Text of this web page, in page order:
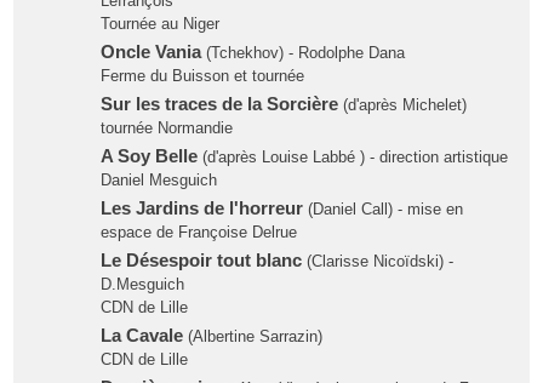
Tournée au Niger
Oncle Vania(Tchekhov) - Rodolphe Dana
Ferme du Buisson et tournée
Sur les traces de la Sorcière (d'après Michelet)
tournée Normandie
A Soy Belle (d'après Louise Labbé ) - direction artistique
Daniel Mesguich
Les Jardins de l'horreur (Daniel Call) - mise en
espace de Françoise Delrue
Le Désespoir tout blanc (Clarisse Nicoïdski) -
D.Mesguich
CDN de Lille
La Cavale(Albertine Sarrazin)
CDN de Lille